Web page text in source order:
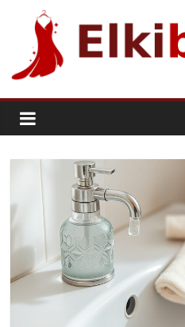
content
ElkiBlog.pl